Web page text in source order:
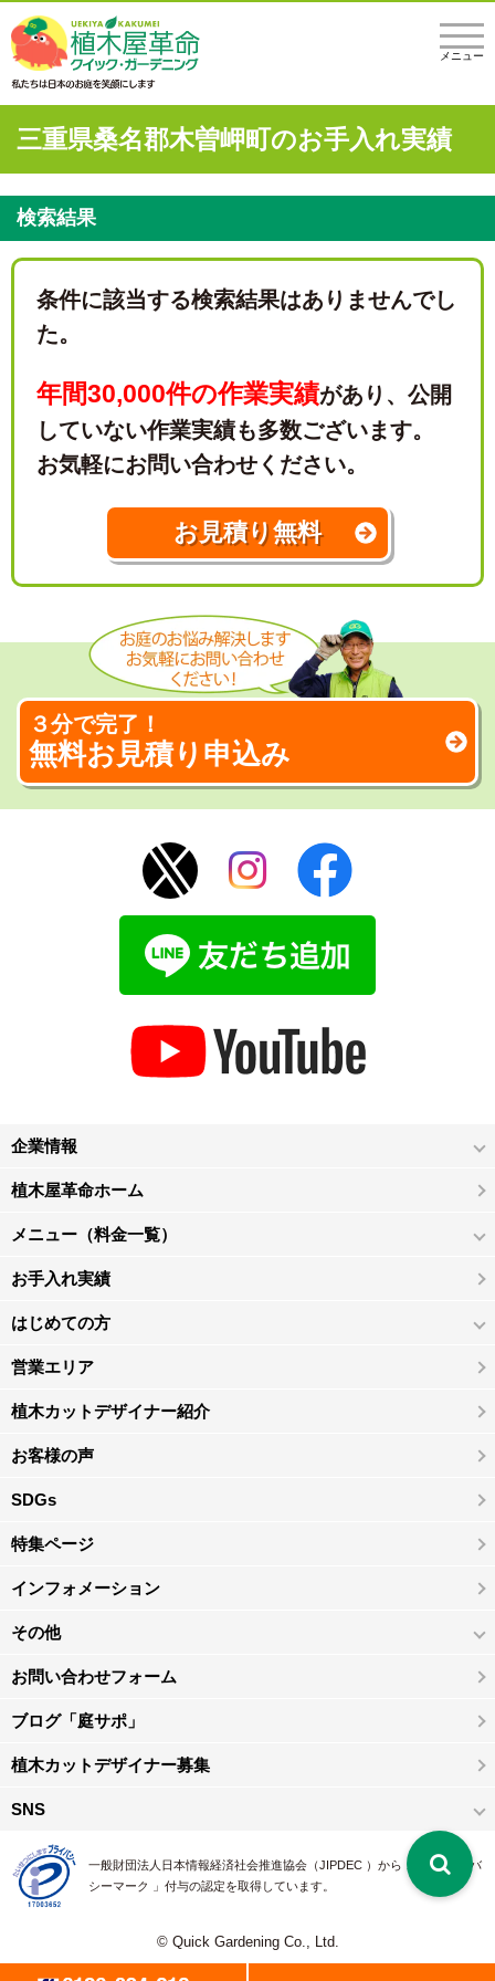
メニュー
三重県桑名郡木曽岬町のお手入れ実績
検索結果
条件に該当する検索結果はありませんでし
た。
年間30,000件の作業実績があり、 公開
していない作業実績も多数ございます。
お気軽にお問い合わせください。
お見積り無料
３分で完了！
無料お見積り申込み
企業情報
植木屋革命ホーム
メニュー（料金一覧）
お手入れ実績
はじめての方
営業エリア
植木カットデザイナー紹介
お客様の声
SDGs
特集ページ
インフォメーション
その他
お問い合わせフォーム
ブログ「庭サポ」
植木カットデザイナー募集
SNS
一般財団法人日本情報経済社会推進協会（JIPDEC ）から 、「 プライバ
シーマーク 」付与の認定を取得しています。
© Quick Gardening Co., Ltd.